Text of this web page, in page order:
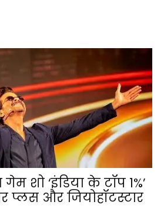
शो ‘इंडिया के टॉप 1%’
प्लस और जियोहॉटस्टार